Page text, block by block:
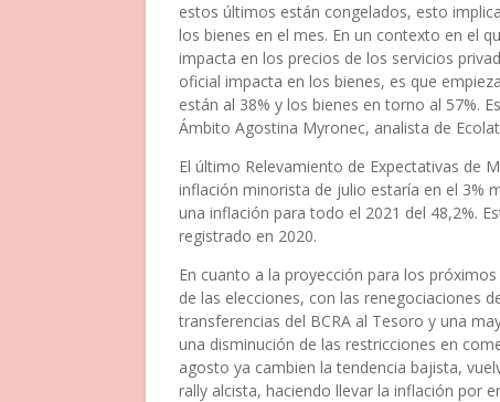
estos últimos están congelados, esto
los bienes en el mes. En un contexto en el
impacta en los precios de los servicios
oficial impacta en los bienes, es que
están al 38% y los bienes en torno al 57%.
Ámbito Agostina Myronec, analista de
El último Relevamiento de Expectativas de
inflación minorista de julio estaría en el 3%
una inflación para todo el 2021 del 48,2%.
registrado en 2020.
En cuanto a la proyección para los
de las elecciones, con las renegociaciones
transferencias del BCRA al Tesoro y una
una disminución de las restricciones en
agosto ya cambien la tendencia bajista,
rally alcista, haciendo llevar la inflación por